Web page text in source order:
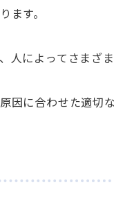
ます。
によってさまざま
因に合わせた適切